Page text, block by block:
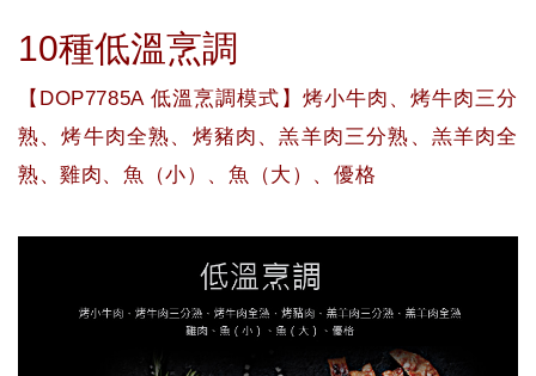
10種低溫烹調
【DOP7785A 低溫烹調模式】烤小牛肉、烤牛肉三分
熟、烤牛肉全熟、烤豬肉、羔羊肉三分熟、羔羊肉全
熟、雞肉、魚（小）、魚（大）、優格